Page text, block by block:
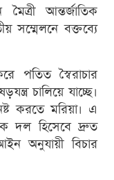
আন্তর্জাতিক
সম্মেলনে বক্তব্যে
পতিত স্বৈরাচার
চালিয়ে যাচ্ছে।
করতে মরিয়া। এ
দল হিসেবে দ্রুত
অনুযায়ী বিচার